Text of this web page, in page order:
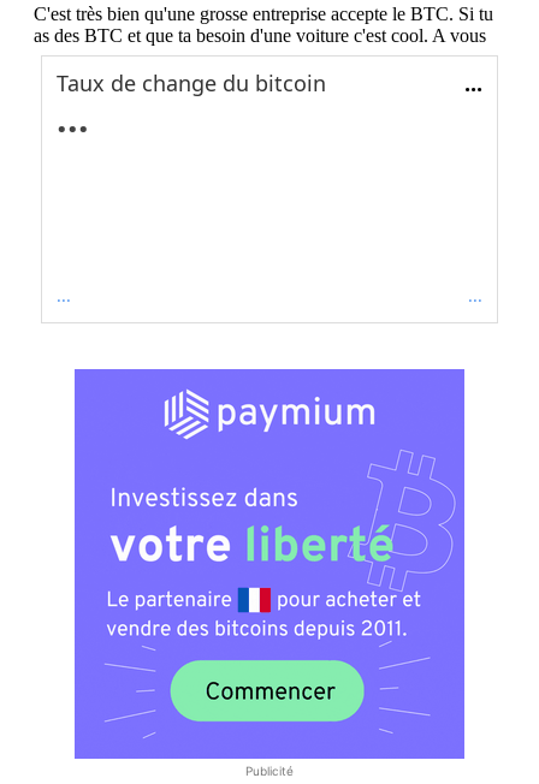
Taux de change du bitcoin ...
...
... ...
Publicité